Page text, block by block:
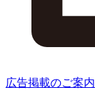
広告掲載のご案内